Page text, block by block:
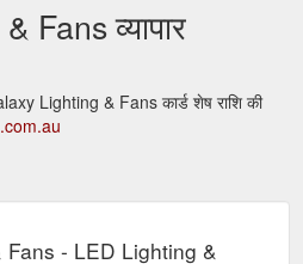
Fans व्यापार
Lighting & Fans कार्ड शेष राशि की
- LED Lighting &